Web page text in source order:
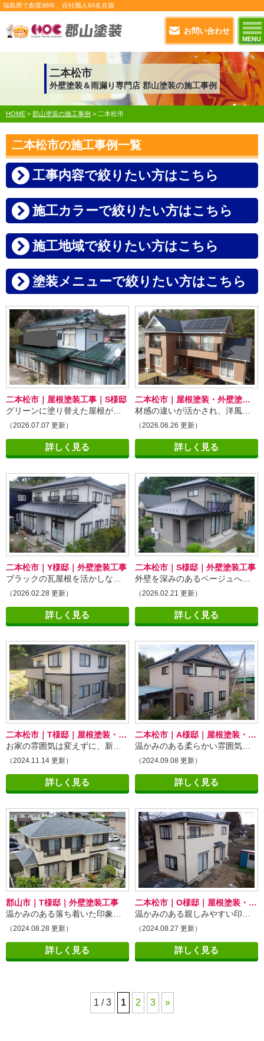
お問い合わせ
MENU
福島県で創業98年 、自社職人 64名在籍
二本松市
外壁塗装＆雨漏り専門店 郡山塗装の施工事例
HOME > 郡山塗装の施工事例 > 二本松市
二本松市の施工事例一覧
工事内容で絞りたい方はこちら
施工カラーで絞りたい方はこちら
施工地域で絞りたい方はこちら
塗装メニューで絞りたい方はこちら
二本松市｜屋根塗装工事｜S様邸
グリーンに塗り替えた屋根が、お住まい全体の印象をぐっと引き立てています！
（2026.07.07 更新）
詳しく見る
二本松市｜屋根塗装・外壁塗装｜E様邸
材感の違いが活かされ、洋風のお住まいらしい落ち着きと上品さが感じられる外観になっています！
（2026.06.26 更新）
詳しく見る
二本松市｜Y様邸｜外壁塗装工事
（2026.02.28 更新）
詳しく見る
二本松市｜S様邸｜外壁塗装工事
（2026.02.21 更新）
詳しく見る
二本松市｜T様邸｜屋根塗装・外壁塗装工事
お家の雰囲気は変えずに、新築同様ピカピカになりました！
（2024.11.14 更新）
詳しく見る
二本松市｜A様邸｜屋根塗装・外壁塗装工事
温かみのある柔らかい雰囲気に！
（2024.09.08 更新）
詳しく見る
郡山市｜T様邸｜外壁塗装工事
（2024.08.28 更新）
詳しく見る
二本松市｜O様邸｜屋根塗装・外壁塗装工事
（2024.08.27 更新）
詳しく見る
1 / 3 1 2 3 »